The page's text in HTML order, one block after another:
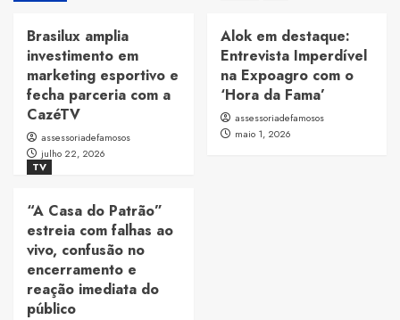
Brasilux amplia
investimento em
marketing esportivo e
fecha parceria com a
CazéTV
assessoriadefamosos
julho 22, 2026
Alok em destaque:
Entrevista Imperdível
na Expoagro com o
‘Hora da Fama’
assessoriadefamosos
maio 1, 2026
TV
“A Casa do Patrão”
estreia com falhas ao
vivo, confusão no
encerramento e
reação imediata do
público